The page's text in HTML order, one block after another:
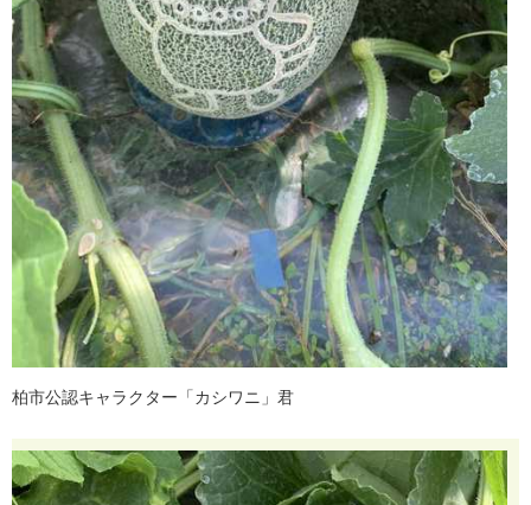
柏市公認キャラク ター 「カシワニ 」 君